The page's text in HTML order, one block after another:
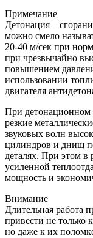
Примечание
Детонация –
можно смело
20-40 м/сек при
при чрезвычайно
повышением
использовании
двигателя
При детонационном
резкие
звуковых волн
цилиндров и днищ
деталях. При этом в
усиленной
мощность и
Внимание
Длительная работа
привести не только
но даже к их